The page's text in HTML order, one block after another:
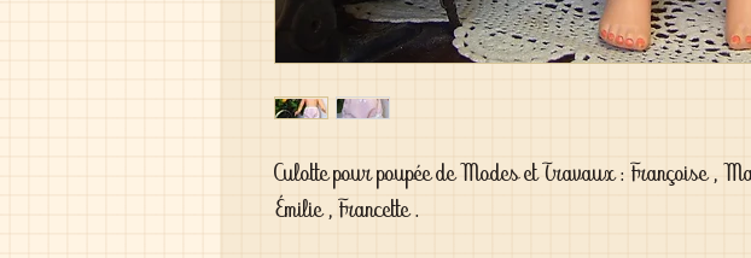
Culotte pour poupée de Modes et Travaux : Françoise ,
Émilie , Francette .